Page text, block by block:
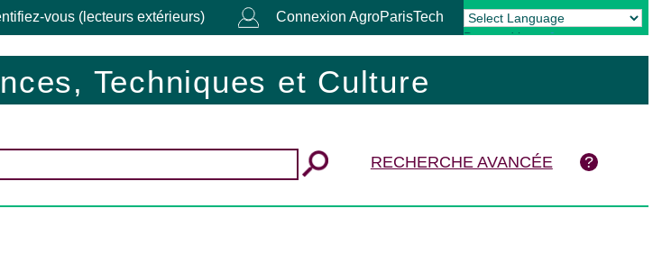
vous (lecteurs extérieurs) Connexion AgroParisTech
Powered by Translate
Techniques et Culture
RECHERCHE AVANCÉE